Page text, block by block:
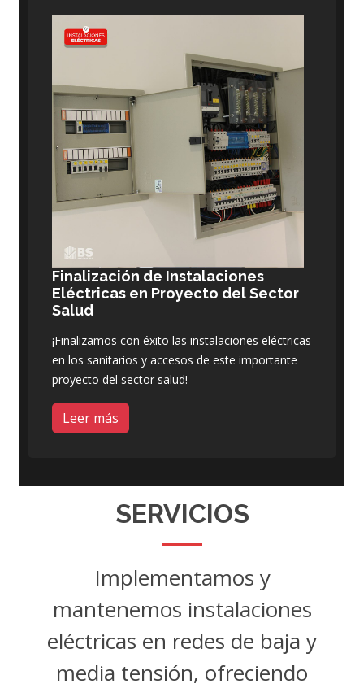
Finalización de Instalaciones
Eléctricas en Proyecto del Sector
Salud
¡Finalizamos con éxito las instalaciones eléctricas
en los sanitarios y accesos de este importante
proyecto del sector salud!
Leer más
SERVICIOS
Implementamos y
mantenemos instalaciones
eléctricas en redes de baja y
media tensión, ofreciendo